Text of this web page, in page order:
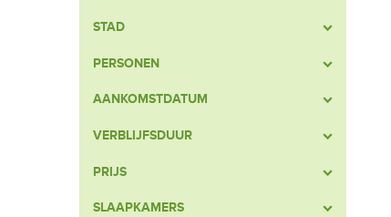
STAD
PERSONEN
AANKOMSTDATUM
VERBLIJFSDUUR
PRIJS
SLAAPKAMERS